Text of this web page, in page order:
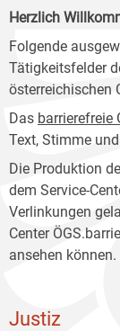
Herzlich
Folgende
Tätigkeitsfelder
österreichischen
Das barrierefreie
Text, Stimme
Die Produktion
dem Service-
Verlinkungen
Center
ansehen können.
Justiz